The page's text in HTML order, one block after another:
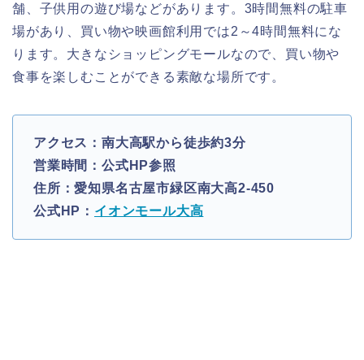
舗、子供用の遊び場などがあります。3時間無料の駐車
場があり、買い物や映画館利用では2～4時間無料にな
ります。大きなショッピングモールなので、買い物や
食事を楽しむことができる素敵な場所です。
アクセス：南大高駅から徒歩約3分
営業時間：公式HP参照
住所：愛知県名古屋市緑区南大高2-450
公式HP： イオンモール大高